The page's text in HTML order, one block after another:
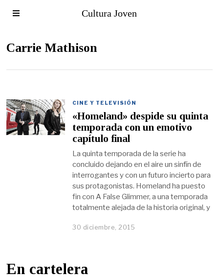
Cultura Joven
Carrie Mathison
CINE Y TELEVISIÓN
«Homeland» despide su quinta
temporada con un emotivo
capítulo final
La quinta temporada de la serie ha
concluido dejando en el aire un sinfín de
interrogantes y con un futuro incierto para
sus protagonistas. Homeland ha puesto
fin con A False Glimmer, a una temporada
totalmente alejada de la historia original, y
30 diciembre, 2015
En cartelera